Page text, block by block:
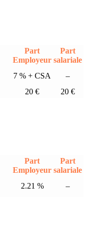
Part
Employeur
Part
salariale
7 % + CSA
–
20 € 20 €
Part
Employeur
Part
salariale
2.21 % –